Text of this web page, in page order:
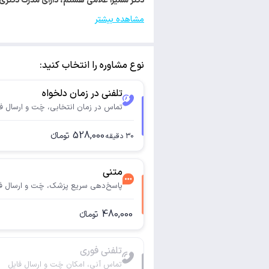
مشاهده بیشتر
نوع مشاوره را انتخاب کنید:
تلفنی در زمان دلخواه
تماس در زمان انتخابی، چَت و ارسال
30 دقیقه528,000 تومانء
متنی
پاسخ‌دهی سریع پزشک، چَت و ارسال
480,000 تومانء
تلفنی فوری
تماس آنی، امکان چَت و ارسال فایل